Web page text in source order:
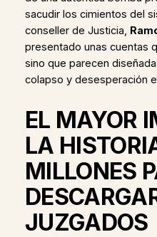
sacudir los cimientos del
conseller de Justicia,
presentado unas cuentas
sino que parecen
colapso y desesperación
EL MAYOR
LA
MILLONES
JUZGADOS